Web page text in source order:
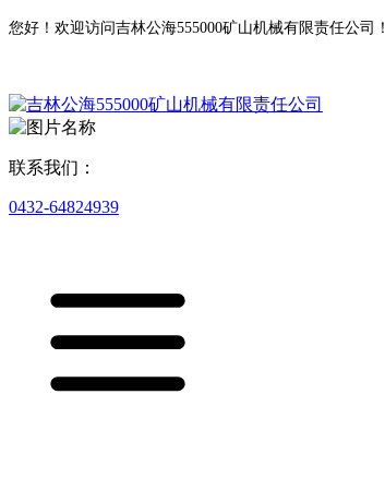
您好！欢迎访问吉林公海555000矿山机械有限责任公司！
联系我们：
0432-64824939